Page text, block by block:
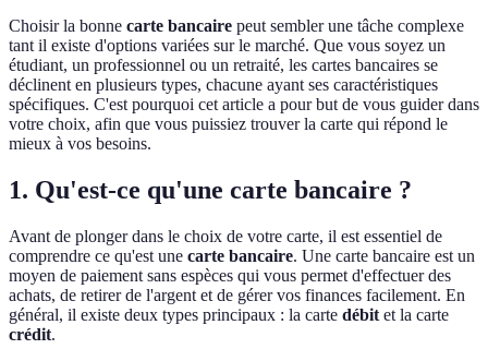
Choisir la bonne carte bancaire peut sembler une tâche complexe
tant il existe d'options variées sur le marché. Que vous soyez un
étudiant, un professionnel ou un retraité, les cartes bancaires se
déclinent en plusieurs types, chacune ayant ses caractéristiques
spécifiques. C'est pourquoi cet article a pour but de vous guider dans
votre choix, afin que vous puissiez trouver la carte qui répond le
mieux à vos besoins.
1. Qu'est-ce qu'une carte bancaire ?
Avant de plonger dans le choix de votre carte, il est essentiel de
comprendre ce qu'est une carte bancaire. Une carte bancaire est un
moyen de paiement sans espèces qui vous permet d'effectuer des
achats, de retirer de l'argent et de gérer vos finances facilement. En
général, il existe deux types principaux : la carte débit et la carte
crédit.